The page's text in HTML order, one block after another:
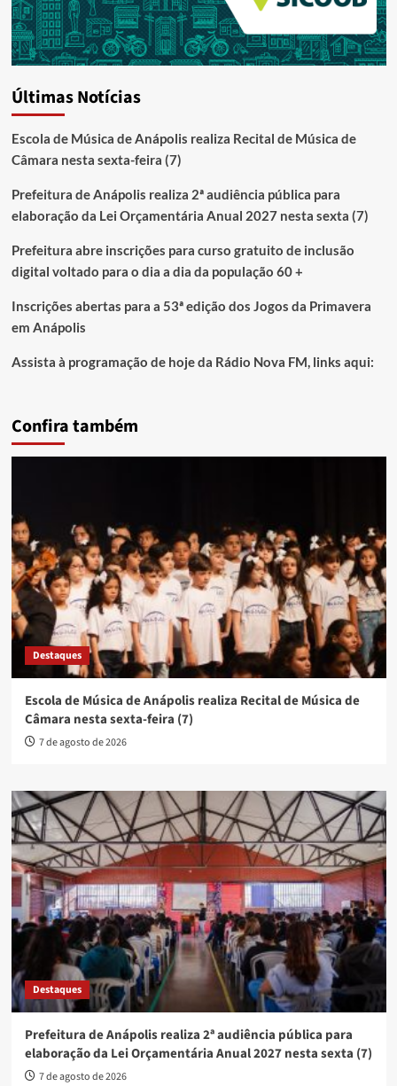
Últimas Notícias
Escola de Música de Anápolis realiza Recital de Música de
Câmara nesta sexta-feira (7)
Prefeitura de Anápolis realiza 2ª audiência pública para
elaboração da Lei Orçamentária Anual 2027 nesta sexta (7)
Prefeitura abre inscrições para curso gratuito de inclusão
digital voltado para o dia a dia da população 60 +
Inscrições abertas para a 53ª edição dos Jogos da Primavera
em Anápolis
Assista à programação de hoje da Rádio Nova FM, links aqui:
Confira também
Destaques
Escola de Música de Anápolis realiza Recital de Música de
Câmara nesta sexta-feira (7)
7 de agosto de 2026
Destaques
Prefeitura de Anápolis realiza 2ª audiência pública para
elaboração da Lei Orçamentária Anual 2027 nesta sexta (7)
7 de agosto de 2026